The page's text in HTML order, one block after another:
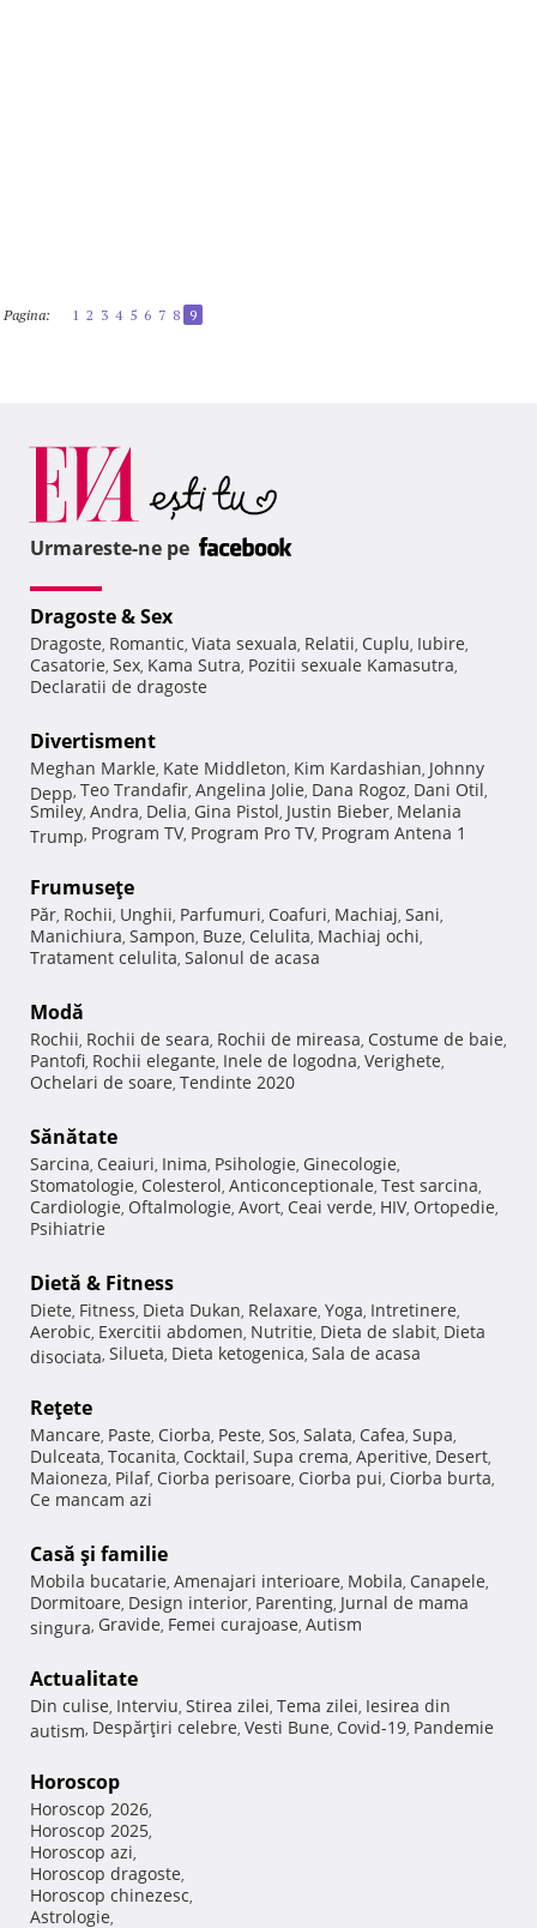
Pagina: 1 2 3 4 5 6 7 8 9
Urmareste-ne pe
Dragoste & Sex
Dragoste, Romantic, Viata sexuala, Relatii, Cuplu, Iubire,
Casatorie, Sex, Kama Sutra, Pozitii sexuale Kamasutra,
Declaratii de dragoste
Divertisment
Meghan Markle, Kate Middleton, Kim Kardashian, Johnny
Depp, Teo Trandafir, Angelina Jolie, Dana Rogoz, Dani Otil,
Smiley, Andra, Delia, Gina Pistol, Justin Bieber, Melania
Trump, Program TV, Program Pro TV, Program Antena 1
Frumuseţe
Păr, Rochii, Unghii, Parfumuri, Coafuri, Machiaj, Sani,
Manichiura, Sampon, Buze, Celulita, Machiaj ochi,
Tratament celulita, Salonul de acasa
Modă
Rochii, Rochii de seara, Rochii de mireasa, Costume de baie,
Pantofi, Rochii elegante, Inele de logodna, Verighete,
Ochelari de soare, Tendinte 2020
Sănătate
Sarcina, Ceaiuri, Inima, Psihologie, Ginecologie,
Stomatologie, Colesterol, Anticonceptionale, Test sarcina,
Cardiologie, Oftalmologie, Avort, Ceai verde, HIV, Ortopedie,
Psihiatrie
Dietă & Fitness
Diete, Fitness, Dieta Dukan, Relaxare, Yoga, Intretinere,
Aerobic, Exercitii abdomen, Nutritie, Dieta de slabit, Dieta
disociata, Silueta, Dieta ketogenica, Sala de acasa
Reţete
Mancare, Paste, Ciorba, Peste, Sos, Salata, Cafea, Supa,
Dulceata, Tocanita, Cocktail, Supa crema, Aperitive, Desert,
Maioneza, Pilaf, Ciorba perisoare, Ciorba pui, Ciorba burta,
Ce mancam azi
Casă şi familie
Mobila bucatarie, Amenajari interioare, Mobila, Canapele,
Dormitoare, Design interior, Parenting, Jurnal de mama
singura, Gravide, Femei curajoase, Autism
Actualitate
Din culise, Interviu, Stirea zilei, Tema zilei, Iesirea din
autism, Despărţiri celebre, Vesti Bune, Covid-19, Pandemie
Horoscop
Horoscop 2026,
Horoscop 2025,
Horoscop azi,
Horoscop dragoste,
Horoscop chinezesc,
Astrologie,